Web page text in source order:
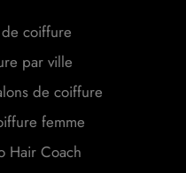
de coiffure
par ville
de coiffure
femme
Hair Coach